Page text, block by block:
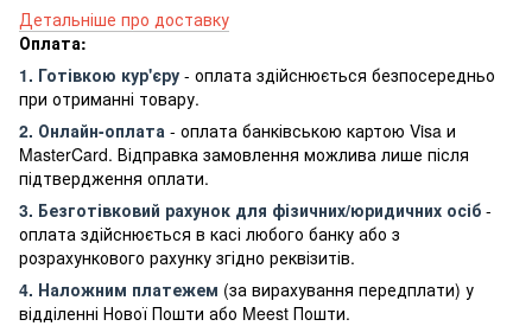
Детальніше про доставку
Оплата:
1. Готівкою кур'єру - оплата здійснюється безпосередньо
при отриманні товару.
2. Онлайн-оплата - оплата банківською картою Visa и
MasterCard. Відправка замовлення можлива лише після
підтвердження оплати.
3. Безготівковий рахунок для фізичних/юридичних осіб -
оплата здійснюється в касі любого банку або з
розрахункового рахунку згідно реквізитів.
4. Наложним платежем (за вирахування передплати) у
відділенні Нової Пошти або Meest Пошти.